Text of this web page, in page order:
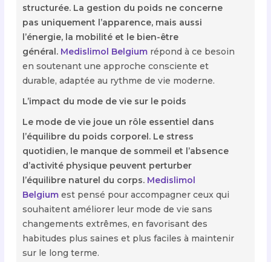
structurée. La gestion du poids ne concerne
pas uniquement l’apparence, mais aussi
l’énergie, la mobilité et le bien-être
général. Medislimol Belgium répond à ce besoin
en soutenant une approche consciente et
durable, adaptée au rythme de vie moderne.
L’impact du mode de vie sur le poids
Le mode de vie joue un rôle essentiel dans
l’équilibre du poids corporel. Le stress
quotidien, le manque de sommeil et l’absence
d’activité physique peuvent perturber
l’équilibre naturel du corps. Medislimol
Belgium est pensé pour accompagner ceux qui
souhaitent améliorer leur mode de vie sans
changements extrêmes, en favorisant des
habitudes plus saines et plus faciles à maintenir
sur le long terme.